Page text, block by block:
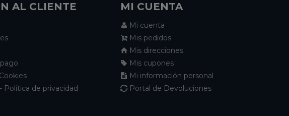
AL CLIENTE
Política de privacidad
MI CUENTA
Mi cuenta
Mis pedidos
Mis direcciones
Mis cupones
Mi información personal
Portal de Devoluciones